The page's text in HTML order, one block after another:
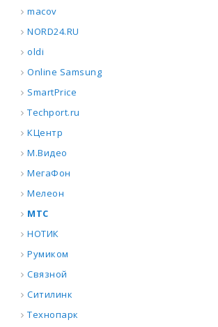
macov
NORD24.RU
oldi
Online Samsung
SmartPrice
Techport.ru
КЦентр
М.Видео
МегаФон
Мелеон
МТС
НОТИК
Румиком
Связной
Ситилинк
Технопарк